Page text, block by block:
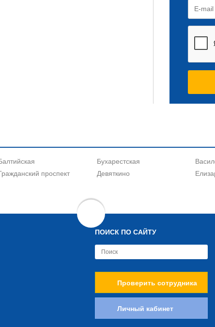
Бухарестская
проспект Девяткино
ПОИСК ПО САЙТУ
Проверить сотрудника
Личный кабинет